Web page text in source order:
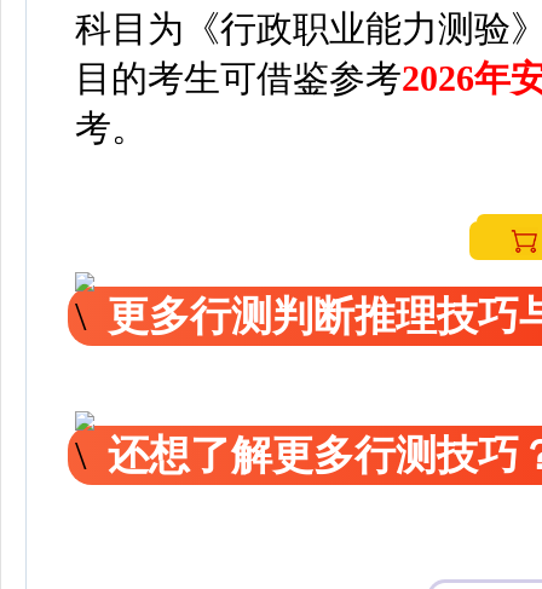
科目为《行政职业能力测验
目的考生可借鉴参考2026年
考。
更多行测判断推理技巧
还想了解更多行测技巧